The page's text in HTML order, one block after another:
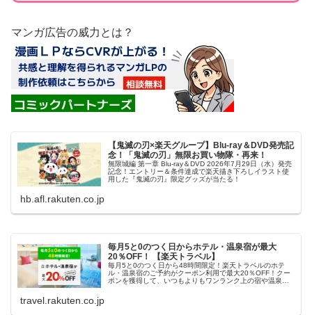
マンガ広告の威力とは？
【鬼滅の刃×楽天グループ】Blu-ray＆DVD発売記
念！「鬼滅の刃」無限お買い物隊・再来！
無限城編 第一章 Blu-ray＆DVD 2026年7月29日（水）発売
記念！エントリー＆条件達成で楽天描き下ろしイラスト使
用した『鬼滅の刃』限定グッズが当たる！
hb.afl.rakuten.co.jp
毎月5と0のつく日からホテル・温泉宿が最大
20％OFF！ 【楽天トラベル】
毎月5と0のつく日から48時間限定！楽天トラベルのホテ
ル・温泉宿のご予約がクーポン利用で最大20％OFF！クー
ポンを獲得して、いつもよりもワンランク上の宿や温泉宿
travel.rakuten.co.jp